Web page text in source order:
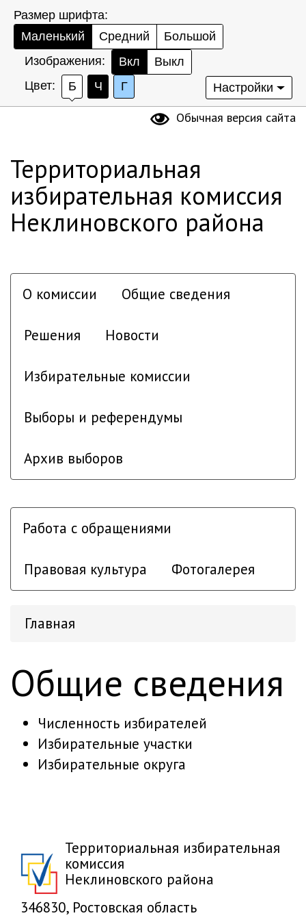
Размер шрифта:
Маленький
Средний
Большой
Изображения:
Вкл
Выкл
Цвет:
Б Ч Г Настройки
Обычная версия сайта
Территориальная
избирательная комиссия
Неклиновского района
О комиссии Общие сведения
Решения Новости
Избирательные комиссии
Выборы и референдумы
Архив выборов
Работа с обращениями
Правовая культура Фотогалерея
Главная
Общие сведения
Численность избирателей
Избирательные участки
Избирательные округа
Территориальная избирательная
комиссия
Неклиновского района
346830, Ростовская область